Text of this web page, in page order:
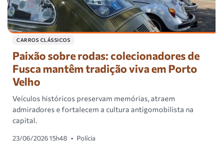
CARROS CLÁSSICOS
Paixão sobre rodas: colecionadores de
Fusca mantêm tradição viva em Porto
Velho
Veículos históricos preservam memórias, atraem
admiradores e fortalecem a cultura antigomobilista na
capital.
23/06/2026 15h48 • Polícia